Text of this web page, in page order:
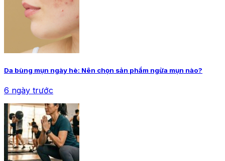
Da bùng mụn ngày hè: Nên chọn sản phẩm ngừa mụn nào?
6 ngày trước